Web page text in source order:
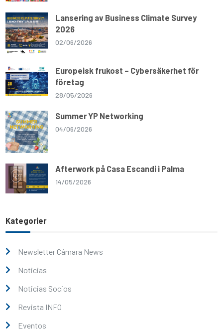
Lansering av Business Climate Survey
2026
02/06/2026
Europeisk frukost – Cybersäkerhet för
företag
28/05/2026
Summer YP Networking
04/06/2026
Afterwork på Casa Escandi i Palma
14/05/2026
Kategorier
Newsletter Cámara News
Noticias
Noticias Socios
Revista INFO
Eventos